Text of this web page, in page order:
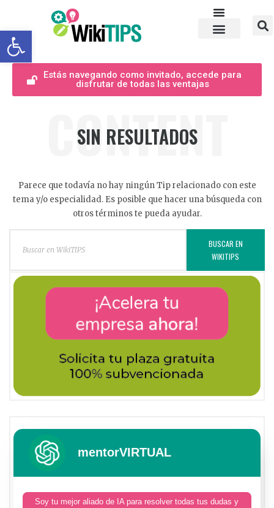
Abrir barra de herramientas
Estás navegando como invitado, accede para
disfrutar de todas las ventajas
CONTENT
SIN RESULTADOS
Parece que todavía no hay ningún Tip relacionado con este
tema y/o especialidad. Es posible que hacer una búsqueda con
otros términos te pueda ayudar.
BUSCAR EN
WIKITIPS
mentorVIRTUAL
Soy tu mejor aliado de IA para resolver todas tus dudas y